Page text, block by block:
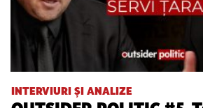
INTERVIURI ȘI ANALIZE